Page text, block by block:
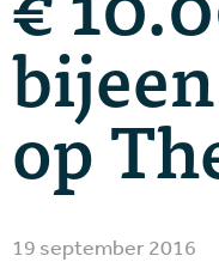
op
19 september 2016